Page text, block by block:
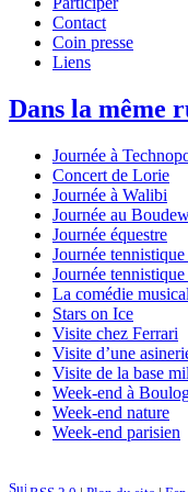
Contact
Coin presse
Liens
Dans la même
Journée à
Concert de Lorie
Journée à Walibi
Journée au
Journée équestre
Journée
Journée
La comédie
Stars on Ice
Visite chez Ferrari
Visite d’une
Visite de la base
Week-end à
Week-end nature
Week-end parisien